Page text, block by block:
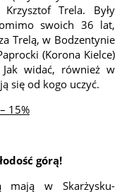
Trela. Były
swoich 36 lat,
Trelą, w Bodzentynie
(Korona Kielce)
Jak widać, również w
się od kogo uczyć.
15%
górą!
mają w Skarżysku-